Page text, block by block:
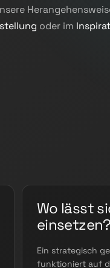
oder im
Wo lässt
einsetzen?
Ein strategisch
funktioniert auf